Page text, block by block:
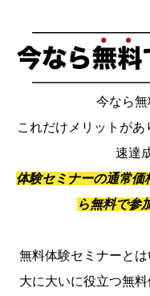
今なら無
これだけメリットが
速達
体験セミナーの通常価
ら無料で参
無料体験セミナーと
大に大いに役立つ無